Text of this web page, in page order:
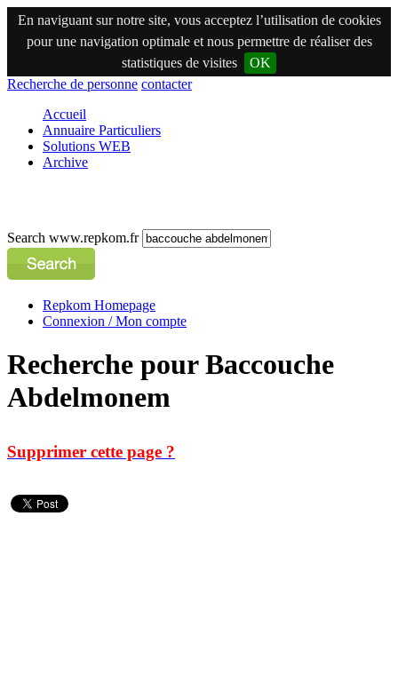
En naviguant sur notre site, vous acceptez l’utilisation de cookies
pour une navigation optimale et nous permettre de réaliser des
statistiques de visites
OK
Recherche de personne contacter
Accueil
Annuaire Particuliers
Solutions WEB
Archive
Search www.repkom.fr
Repkom Homepage
Connexion / Mon compte
Recherche pour Baccouche
Abdelmonem
Supprimer cette page ?